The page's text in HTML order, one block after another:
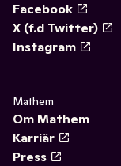
Facebook
X (f.d Twitter)
Instagram
Mathem
Om Mathem
Karriär
Press